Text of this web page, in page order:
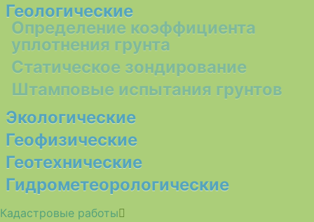
Геологические
Определение коэффициента
уплотнения грунта
Статическое зондирование
Штамповые испытания грунтов
Экологические
Геофизические
Геотехнические
Гидрометеорологические
Кадастровые работы